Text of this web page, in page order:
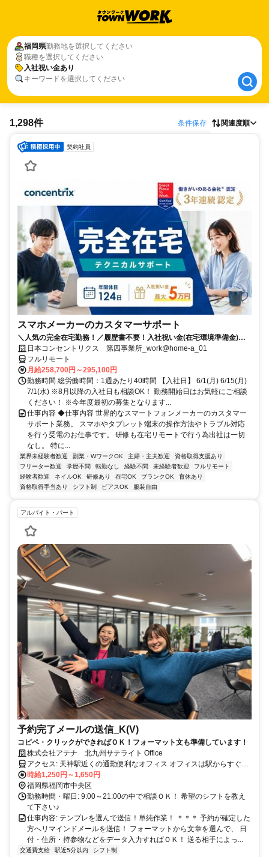
福岡県勤務地を選択してください
職種を選択してください
入社祝い金あり
キーワードを選択してください
福岡県
入社祝い金あり
1,298件 条件保存 関連度順
契約社員
スマホメーカーのカスタマーサポート
＼人気の完全在宅勤務！／履歴書不要！入社祝い金(在宅環境準備金)最
大5万円支給！入社手続きから研修・業務とすべてフルリモートなので
お住まいに関係なく働くことが出来る環境です！
日本コンセントリクス 第四事業所_work@home-a_01
フルリモート
月給258,700円～295,100円
勤務時間 総労働時間：1週あたり40時間 【入社日】 6/1(月) 6/15(月)
7/1(水) ※8月以降の入社日も相談OK！ 勤務開始日はお気軽にご相談
ください！ ※今年度最初の募集となります...
仕事内容 ◆仕事内容 世界的なスマートフォンメーカーのカスタマー
サポート業務。 スマホやタブレット端末の操作方法やトラブル対応
を行う受電のお仕事です。 研修も在宅リモートで行う為出社は一切
なし。 特に...
業界未経験者歓迎 副業・WワークOK 主婦・主夫歓迎
資格取得支援あり
フリーター歓迎
学歴不問 転勤なし 経験不問 未経験者歓迎
フルリモート
経験者歓迎
ネイルOK 研修あり 在宅OK ブランクOK
育休あり
資格取得手当あり
シフト制 ピアスOK 服装自由
アルバイト・パート
予約完了メールの送信_K(V)
コピペ・クリックができればＯＫ！フォーマット文も準備しています！
株式会社アテナ 北九州サテライト Office
アクセス: 天神駅近くの通勤便利なオフィス オフィスは駅からすぐな
ので、 ランチやお仕事帰りのお買い物や 友だちとそのまま出かけた
り… 等もとっても便利！
時給1,250円～1,650円
福岡県福岡市中央区
勤務時間・曜日: 9:00～21:00の中で相談ＯＫ！ 希望のシフトを教え
て下さい♪
仕事内容: テンプレを選んで送信！単純作業！ ＊＊＊ 予約が確定した
方へリマインドメールを送信！ フォーマットから文章を選んで、 日
付・住所・持参物などをデータ入力すればＯＫ！ 送る相手によっ...
交通費支給 駅近5分以内 シフト制